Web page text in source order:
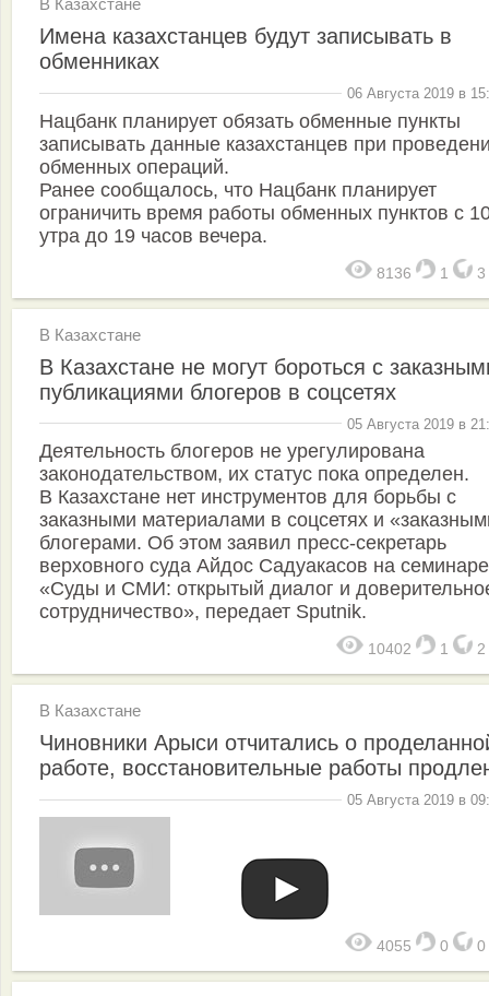
В Казахстане
Имена казахстанцев будут записывать в
обменниках
06 Августа 2019 в
Нацбанк планирует обязать обменные пункты
записывать данные казахстанцев при
обменных операций.
Ранее сообщалось, что Нацбанк планирует
ограничить время работы обменных пунктов с
утра до 19 часов вечера.
8136 1 3
В Казахстане
В Казахстане не могут бороться с
публикациями блогеров в соцсетях
05 Августа 2019 в
Деятельность блогеров не урегулирована
законодательством, их статус пока определен.
В Казахстане нет инструментов для борьбы с
заказными материалами в соцсетях и
блогерами. Об этом заявил пресс-секретарь
верховного суда Айдос Садуакасов на семинаре
«Суды и СМИ: открытый диалог и
сотрудничество», передает Sputnik.
10402 1 2
В Казахстане
Чиновники Арыси отчитались о
работе, восстановительные работы
05 Августа 2019 в
4055 0 0